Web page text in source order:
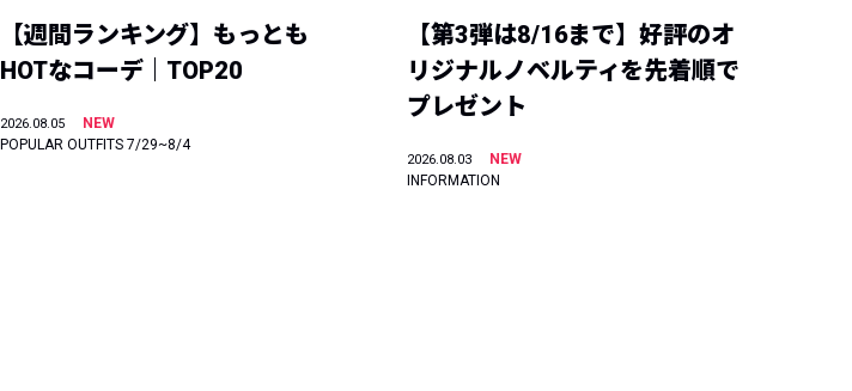
【週間ランキング】もっとも
HOTなコーデ｜TOP20
2026.08.05
NEW
POPULAR OUTFITS 7/29~8/4
【第3弾は8/16まで】好評のオ
リジナルノベルティを先着順で
プレゼント
2026.08.03
NEW
INFORMATION